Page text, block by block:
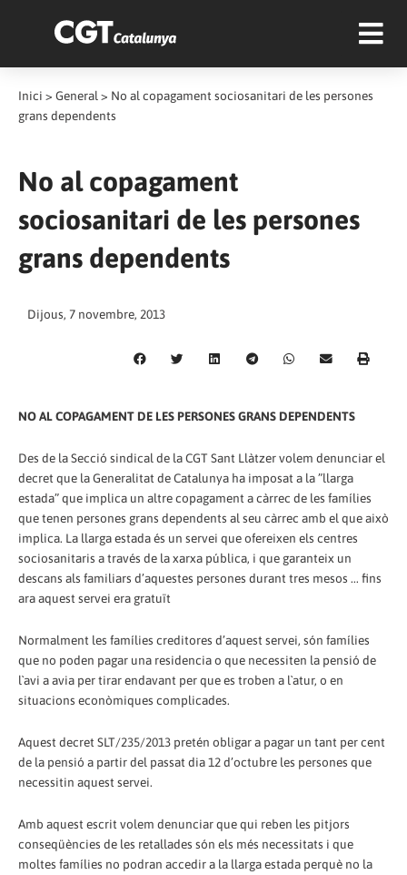
Inici > General > No al copagament sociosanitari de les persones
grans dependents
No al copagament
sociosanitari de les persones
grans dependents
Dijous, 7 novembre, 2013
NO AL COPAGAMENT DE LES PERSONES GRANS DEPENDENTS
Des de la Secció sindical de la CGT Sant Llàtzer volem denunciar el
decret que la Generalitat de Catalunya ha imposat a la ”llarga
estada” que implica un altre copagament a càrrec de les famílies
que tenen persones grans dependents al seu càrrec amb el que això
implica. La llarga estada és un servei que ofereixen els centres
sociosanitaris a través de la xarxa pública, i que garanteix un
descans als familiars d’aquestes persones durant tres mesos ... fins
ara aquest servei era gratuït
Normalment les famílies creditores d’aquest servei, són famílies
que no poden pagar una residencia o que necessiten la pensió de
l`avi a avia per tirar endavant per que es troben a l`atur, o en
situacions econòmiques complicades.
Aquest decret SLT/235/2013 pretén obligar a pagar un tant per cent
de la pensió a partir del passat dia 12 d’octubre les persones que
necessitin aquest servei.
Amb aquest escrit volem denunciar que qui reben les pitjors
conseqüències de les retallades són els més necessitats i que
moltes famílies no podran accedir a la llarga estada perquè no la